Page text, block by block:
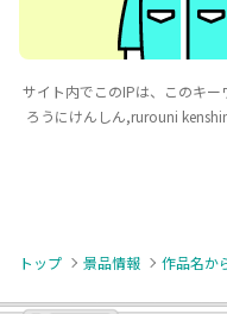
サイト内でこのIPは、このキ
ろうにけんしん,rurouni
トップ 景品情報 作品名か